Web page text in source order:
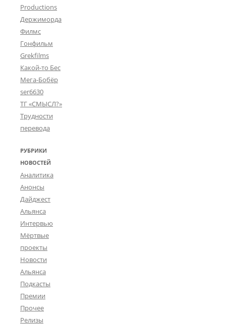
Productions
Держиморда
Филмс
Гонфильм
Grekfilms
Какой-то Бес
Мега-Бобёр
ser6630
ТГ «СМЫСЛ?»
Трудности
перевода
РУБРИКИ
НОВОСТЕЙ
Аналитика
Анонсы
Дайджест
Альянса
Интервью
Мёртвые
проекты
Новости
Альянса
Подкасты
Премии
Прочее
Релизы